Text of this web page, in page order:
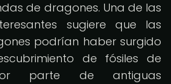
de dragones. Una de las
sugiere que las
podrían haber surgido
de fósiles de
parte de antiguas